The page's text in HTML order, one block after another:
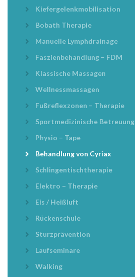
Kiefergelenkmobilisation
Bobath Therapie
Manuelle Lymphdrainage
Faszienbehandlung – FDM
Klassische Massagen
Wellnessmassagen
Fußreflexzonen – Therapie
Sportmedizinische Betreuung
Physio – Tape
Behandlung von Cyriax
Schlingentischtherapie
Elektro – Therapie
Eis / Heißluft
Rückenschule
Sturzprävention
Laufseminare
Walking